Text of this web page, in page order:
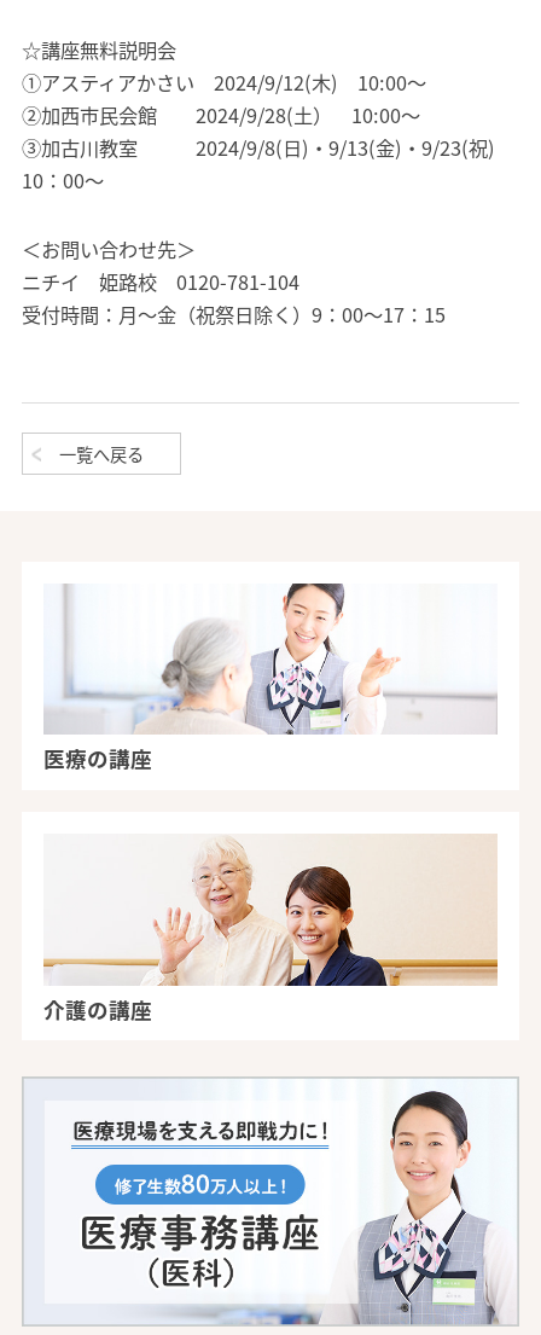
☆講座無料説明会
①アスティアかさい 2024/9/12(木) 10:00～
②加西市民会館 2024/9/28(土） 10:00～
③加古川教室 2024/9/8(日)・9/13(金)・9/23(祝)
10：00～
＜お問い合わせ先＞
ニチイ 姫路校 0120-781-104
受付時間：月～金（祝祭日除く）9：00～17：15
一覧へ戻る
医療の講座
介護の講座